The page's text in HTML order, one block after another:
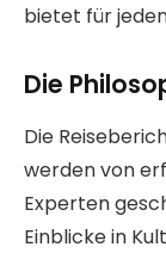
bietet für
Die
Die
werden von
Experten
Einblicke in